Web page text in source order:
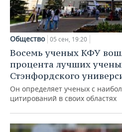
Общество 05 сен, 19:20
Восемь ученых КФУ
процента лучших
Стэнфордского
Он определяет ученых с
цитирований в своих областях